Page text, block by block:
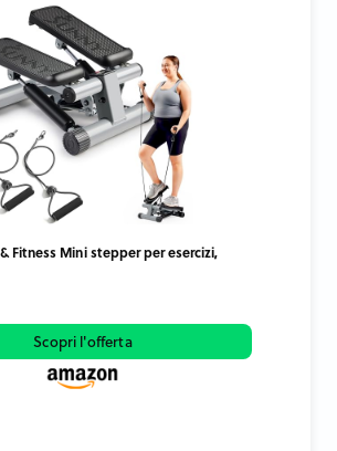
Fitness Mini stepper per esercizi,
Scopri l'offerta